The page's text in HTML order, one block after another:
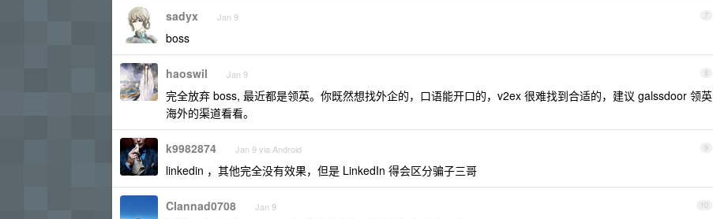
7
sadyx Jan 9
boss
8
haoswil Jan 9
完全放弃 boss, 最近都是领英。你既然想找外企的，口语能开口的，v2ex 很难找到合适的，建议 galssdoor 领英
海外的渠道看看。
9
k9982874 Jan 9 via Android
linkedin ，其他完全没有效果，但是 LinkedIn 得会区分骗子三哥
10
Clannad0708 Jan 9